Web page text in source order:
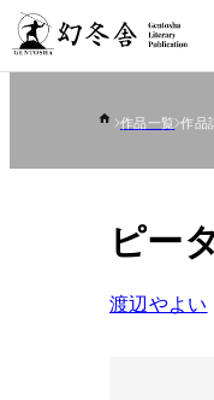
作品一覧 作品
ピー
渡辺やよい